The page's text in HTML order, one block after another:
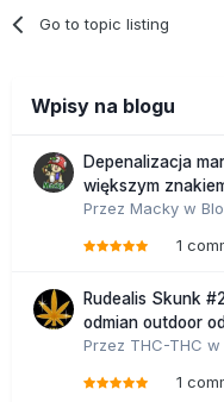
Go to topic listing
Wpisy na blogu
Depenalizacja
większym
Przez Macky w
1
Rudealis Skunk
odmian outdoor
Przez THC-THC w
1